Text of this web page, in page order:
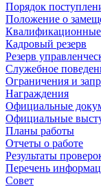
Порядок
Положение о
Квалификационные
Кадровый резерв
Резерв
Служебное
Ограничения и
Награждения
Официальные
Официальные
Планы работы
Отчеты о работе
Результаты
Перечень
Совет